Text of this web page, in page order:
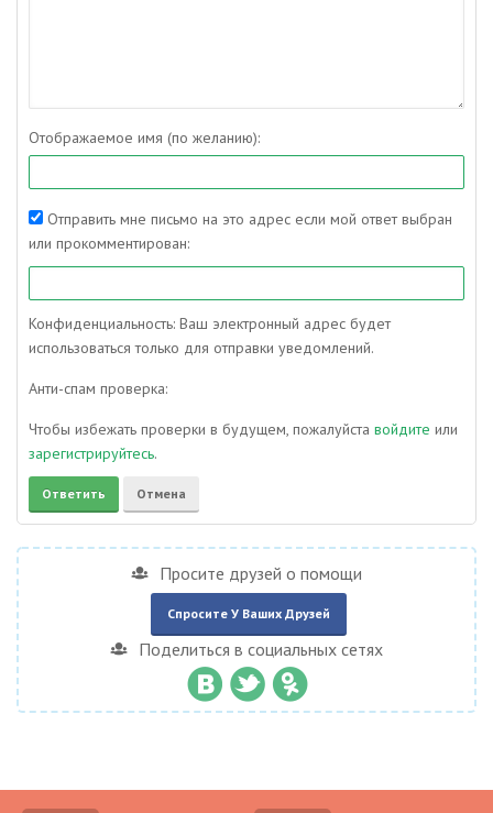
Отображаемое имя (по желанию):
Отправить мне письмо на это адрес если мой ответ выбран
или прокомментирован:
Конфиденциальность: Ваш электронный адрес будет
использоваться только для отправки уведомлений.
Анти-спам проверка:
Чтобы избежать проверки в будущем, пожалуйста войдите или
зарегистрируйтесь.
Просите друзей о помощи
Спросите У Ваших Друзей
Поделиться в социальных сетях